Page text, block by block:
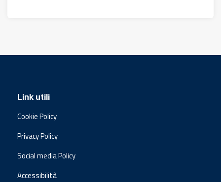
Link utili
Cookie Policy
Privacy Policy
Social media Policy
Accessibilità